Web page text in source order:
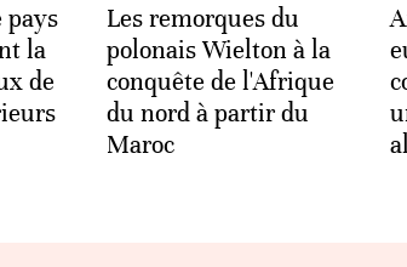
pays
la
de
Les remorques du
polonais Wielton à la
conquête de l'Afrique
du nord à partir du
Maroc